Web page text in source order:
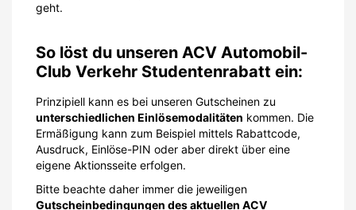
geht.
So löst du unseren ACV Automobil-
Club Verkehr Studentenrabatt ein:
Prinzipiell kann es bei unseren Gutscheinen zu
unterschiedlichen Einlösemodalitäten kommen. Die
Ermäßigung kann zum Beispiel mittels Rabattcode,
Ausdruck, Einlöse-PIN oder aber direkt über eine
eigene Aktionsseite erfolgen.
Bitte beachte daher immer die jeweiligen
Gutscheinbedingungen des aktuellen ACV